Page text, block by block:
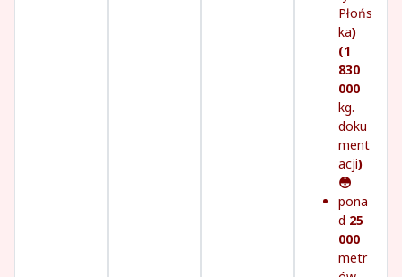
Płońs
ka)
(1
830
000
kg.
doku
ment
acji)
😳
pona
d 25
000
metr